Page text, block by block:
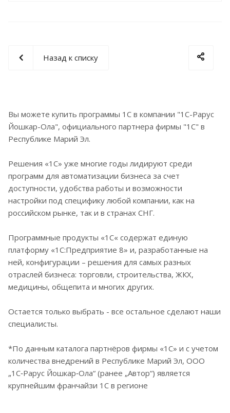
Назад к списку
Вы можете купить программы 1С в компании "1С-Рарус
Йошкар-Ола", официального партнера фирмы "1С" в
Республике Марий Эл.
Решения «1С» уже многие годы лидируют среди
программ для автоматизации бизнеса за счет
доступности, удобства работы и возможности
настройки под специфику любой компании, как на
российском рынке, так и в странах СНГ.
Программные продукты «1С« содержат единую
платформу «1С:Предприятие 8» и, разработанные на
ней, конфигурации – решения для самых разных
отраслей бизнеса: торговли, строительства, ЖКХ,
медицины, общепита и многих других.
Остается только выбрать - все остальное сделают наши
специалисты.
*По данным каталога партнёров фирмы «1С» и с учетом
количества внедрений в Республике Марий Эл, ООО
„1С‑Рарус Йошкар‑Ола“ (ранее „Автор“) является
крупнейшим франчайзи 1С в регионе